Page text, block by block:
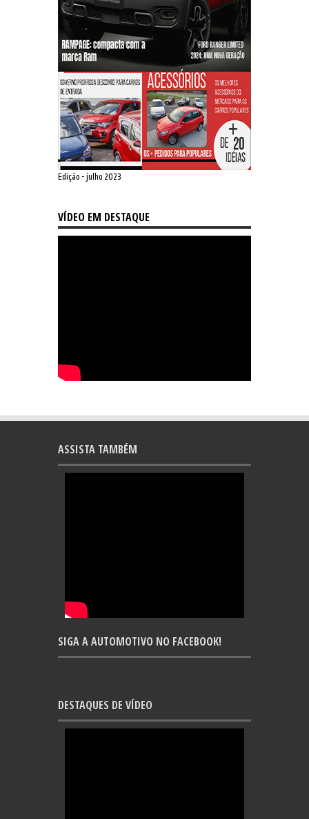
Edição - julho 2023
VÍDEO EM DESTAQUE
ASSISTA TAMBÉM
SIGA A AUTOMOTIVO NO FACEBOOK!
DESTAQUES DE VÍDEO